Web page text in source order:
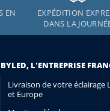
EN
EXPÉDITION
DANS LA
BYLED, L'ENTREPRISE
Livraison de votre éclairage
et Europe